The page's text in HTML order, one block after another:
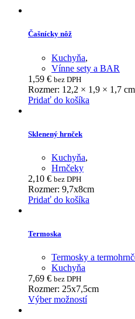
Čašnícky nôž
Kuchyňa,
Vínne sety a BAR
1,59 € bez DPH
Rozmer: 12,2 × 1,9 × 1,7 cm
Pridať do košíka
Sklenený hrnček
Kuchyňa,
Hrnčeky
2,10 € bez DPH
Rozmer: 9,7x8cm
Pridať do košíka
Termoska
Termosky a
Kuchyňa
7,69 € bez DPH
Rozmer: 25x7,5cm
Výber možnostíThis